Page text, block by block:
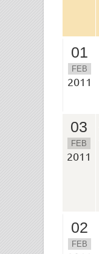
01
FEB
2011
03
FEB
2011
02
FEB